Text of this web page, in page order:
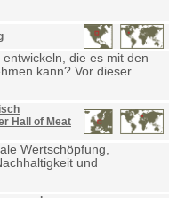
die es mit den
kann? Vor dieser
Hall of Meat
Wertschöpfung,
und